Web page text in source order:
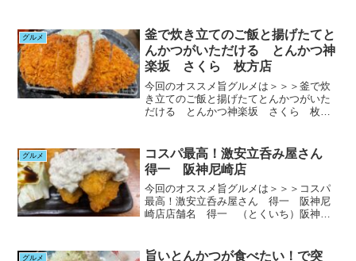
足感これを感じられて初めてあ～美味し
かったという心からの言葉...
グルメ
釜で炊き立てのご飯と揚げたてと
んかつがいただける とんかつ神
楽坂 さくら 枚方店
今回のオススメ旨グルメは＞＞＞釜で炊
き立てのご飯と揚げたてとんかつがいた
だける とんかつ神楽坂 さくら 枚方
はどこですか？家でとんかつをいただく
のはなかなか難しいもんで...
グルメ
コスパ最高！激安立呑み屋さん
得一 阪神尼崎店
今回のオススメ旨グルメは＞＞＞コスパ
最高！激安立呑み屋さん 得一 阪神尼
崎店店舗名 得一 （とくいち）阪神尼
り見かけなくなった近所の駄菓子屋さ
グルメ
旨いとんかつが食べたい！で突